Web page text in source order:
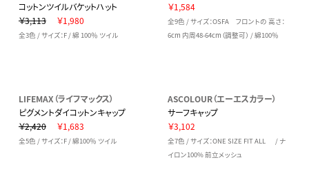
コットンツイルバケットハット
￥3,113
￥1,980
全3色 / サイズ：F / 綿 100％ ツイル
￥1,584
全9色 / サイズ：OSFA フロントの 高さ：
6cm 内周48-64cm（調整可） / 綿100％
LIFEMAX（ライフマックス）
ピグメントダイコットンキャップ
￥2,420
￥1,683
全5色 / サイズ：F / 綿100％ ツイル
ASCOLOUR（エーエスカラー）
サーフキャップ
￥3,102
全7色 / サイズ：ONE SIZE FIT ALL / ナ
イロン100% 前立メッシュ